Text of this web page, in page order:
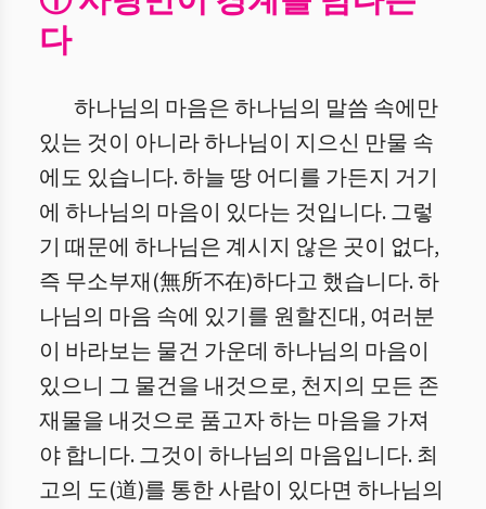
다
하나님의 마음은 하나님의 말씀 속에만
있는 것이 아니라 하나님이 지으신 만물 속
에도 있습니다. 하늘 땅 어디를 가든지 거기
에 하나님의 마음이 있다는 것입니다. 그렇
기 때문에 하나님은 계시지 않은 곳이 없다,
즉 무소부재(無所不在)하다고 했습니다. 하
나님의 마음 속에 있기를 원할진대, 여러분
이 바라보는 물건 가운데 하나님의 마음이
있으니 그 물건을 내것으로, 천지의 모든 존
재물을 내것으로 품고자 하는 마음을 가져
야 합니다. 그것이 하나님의 마음입니다. 최
고의 도(道)를 통한 사람이 있다면 하나님의